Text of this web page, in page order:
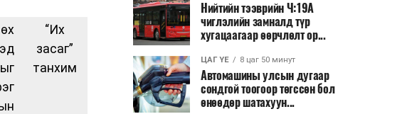
“Их
засаг”
танхим
Нийтийн тээврийн Ч:19А
чиглэлийн замналд түр
хугацаагаар өөрчлөлт ор...
ЦАГ ҮЕ 8 цаг 50 минут
Автомашины улсын дугаар
сондгой тоогоор төгссөн бол
өнөөдөр шатахуун...